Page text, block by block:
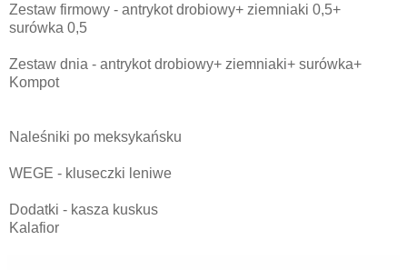
Zestaw firmowy - antrykot drobiowy+ ziemniaki 0,5+
surówka 0,5
Zestaw dnia - antrykot drobiowy+ ziemniaki+ surówka+
Kompot
Naleśniki po meksykańsku
WEGE - kluseczki leniwe
Dodatki - kasza kuskus
Kalafior